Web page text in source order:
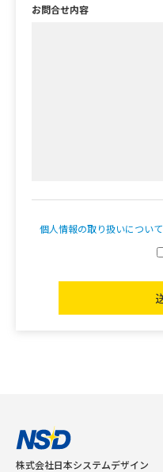
お問合せ内容
個人情報の取り扱いについて
株式会社日本システムデザイン